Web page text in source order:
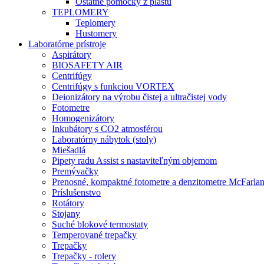
TEPLOMERY
Teplomery
Hustomery
Laboratórne prístroje
Aspirátory
BIOSAFETY AIR
Centrifúgy
Centrifúgy s funkciou VORTEX
Deionizátory na výrobu čistej a ultračistej vody
Fotometre
Homogenizátory
Inkubátory s CO2 atmosférou
Laboratórny nábytok (stoly)
Miešadlá
Pipety radu Assist s nastaviteľným objemom
Premývačky
Prenosné, kompaktné fotometre a denzitometre
Príslušenstvo
Rotátory
Stojany
Suché blokové termostaty
Temperované trepačky
Trepačky
Trepačky - rolery